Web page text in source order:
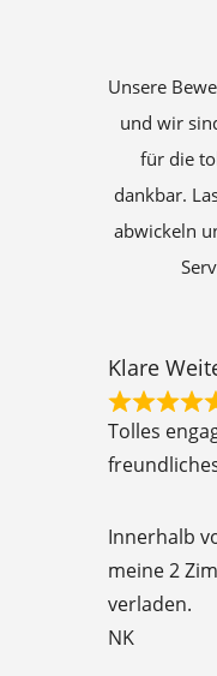
Unsere
und wir
für die
dankbar.
abwickeln
Klare
R
a
d
5
o
Tolles
Innerhalb
meine 2
verladen.
NK